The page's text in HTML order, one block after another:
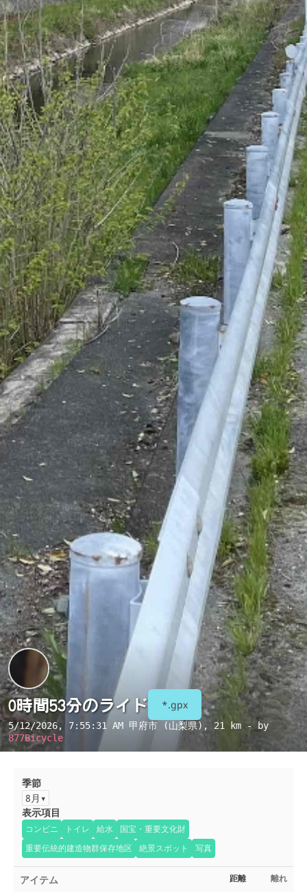
0時間53分のライド *.gpx
5/12/2026, 7:55:31 AM 甲府市 (山梨県) , 21 km - by
877Bicycle
季節
8月
表示項目
コンビニ トイレ 給水
国宝・重要文化財
重要伝統的建造物群保存地区
絶景スポット 写真
アイテム 距離 離れ